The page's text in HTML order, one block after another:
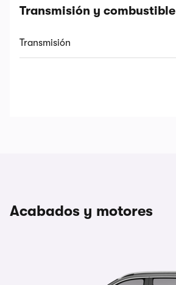
Transmisión y combustible
Transmisión
Acabados y motores